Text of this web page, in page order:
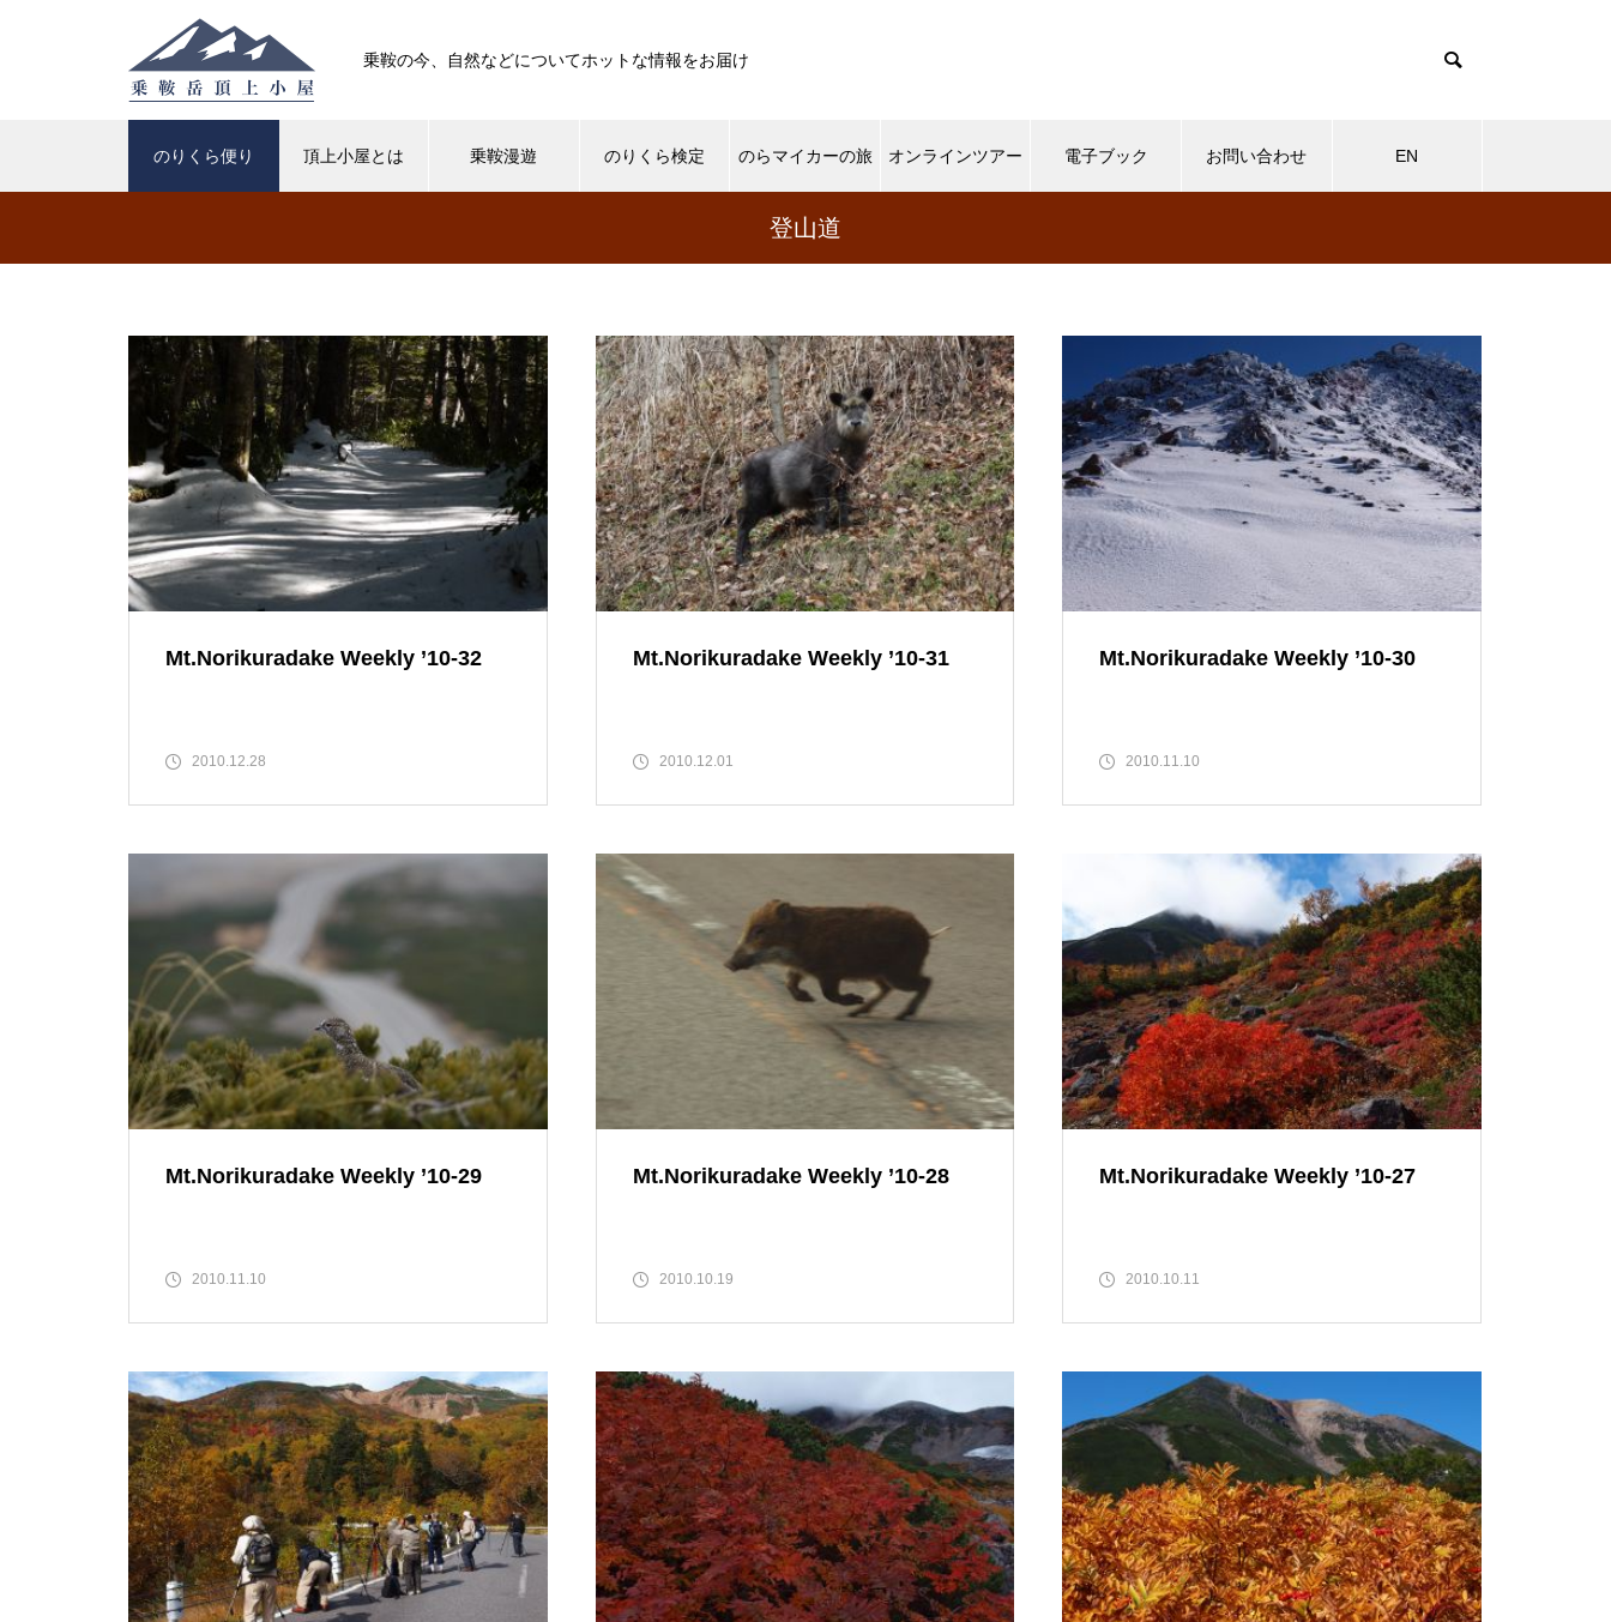
乗鞍の今、自然などについてホットな情報をお届け
のりくら便り 頂上小屋とは 乗鞍漫遊 のりくら検定 のらマイカーの旅 オンラインツアー 電子ブック お問い合わせ EN
景色
クロユリが咲いています 草もみじしてます。 岩キキョウ
高山植物開花情報③ 高山植物開花情報②
花は・・・・・ 高山植物の花は・・・・・ 高山植物は・・・・・
紅葉少しはじまってます。 エビの尻尾越しに・・・・・ 乗鞍岳紅葉情報２０１５②
Mt.Norikuradake Weekly ’11-33 Mt.Norikuradake Weekly ’11-32 Mt.Norikuradake Weekly ’11-31
登山道
Mt.Norikuradake Weekly ’10-32
2010.12.28
Mt.Norikuradake Weekly ’10-31
2010.12.01
Mt.Norikuradake Weekly ’10-30
2010.11.10
Mt.Norikuradake Weekly ’10-29
2010.11.10
Mt.Norikuradake Weekly ’10-28
2010.10.19
Mt.Norikuradake Weekly ’10-27
2010.10.11